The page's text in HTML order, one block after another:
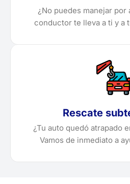
¿No puedes manejar por
conductor te lleva a ti y a
Rescate
¿Tu auto quedó atrapado
Vamos de inmediato a